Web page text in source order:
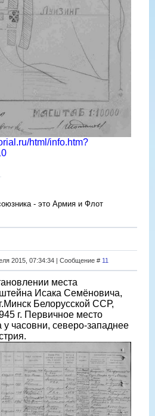
html/info.htm?
- это Армия и Флот
2015, 07:34:34 | Сообщение # 11
места
Исака Семёновича,
Белорусской ССР,
г. Первичное место
у часовни, северо-западнее